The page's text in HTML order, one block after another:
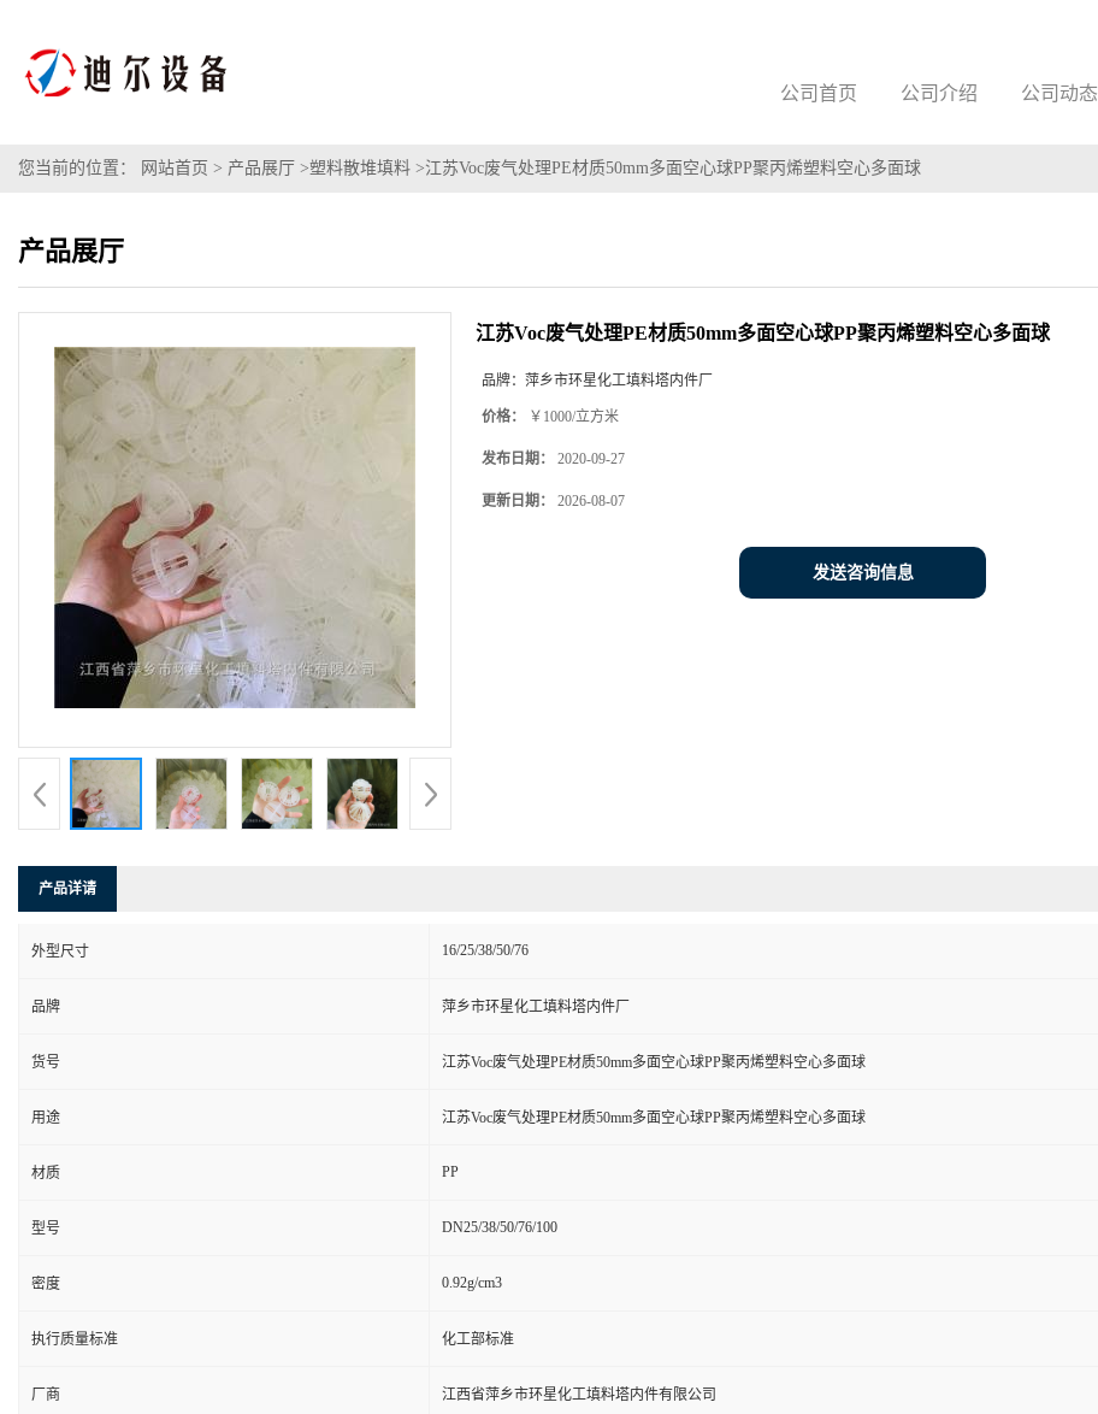
公司首页 公司介绍 公司动态
您当前的位置： 网站首页 > 产品展厅 >塑料散堆填料 >江苏Voc废气处理PE材质50mm多面空心球PP聚丙烯塑料空心多面球
产品展厅
江苏Voc废气处理PE材质50mm多面空心球PP聚丙烯塑料空心多面球
品牌： 萍乡市环星化工填料塔内件厂
价格： ￥1000/立方米
发布日期： 2020-09-27
更新日期： 2026-08-07
发送咨询信息
产品详请
外型尺寸 16/25/38/50/76
品牌 萍乡市环星化工填料塔内件厂
货号 江苏Voc废气处理PE材质50mm多面空心球PP聚丙烯塑料空心多面球
用途 江苏Voc废气处理PE材质50mm多面空心球PP聚丙烯塑料空心多面球
材质 PP
型号 DN25/38/50/76/100
密度 0.92g/cm3
执行质量标准 化工部标准
厂商 江西省萍乡市环星化工填料塔内件有限公司